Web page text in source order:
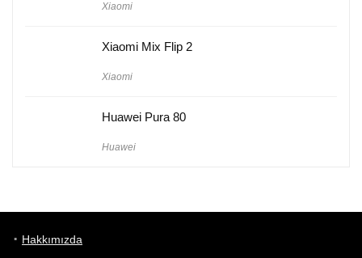
Xiaomi
Xiaomi Mix Flip 2
Xiaomi
Huawei Pura 80
Huawei
Hakkımızda